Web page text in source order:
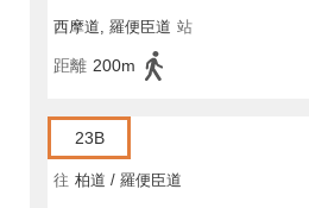
西摩道, 羅便臣道 站
距離 200m
23B
往 柏道 / 羅便臣道